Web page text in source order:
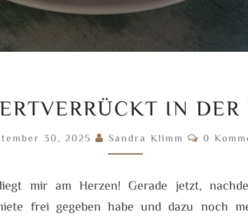
IN
DER
KÜCHE
IN DER
30, 2025 Sandra Klimm 0
mir am Herzen! Gerade jetzt,
frei gegeben habe und dazu noch